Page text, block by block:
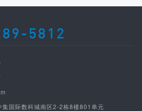
5812
集国际数科城南区2-2栋8楼801单元